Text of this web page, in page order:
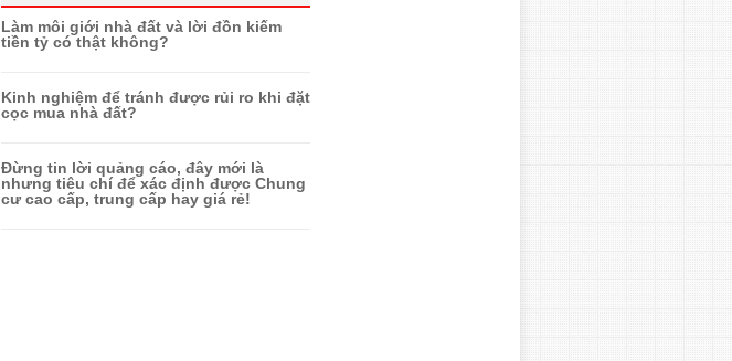
Làm môi giới nhà đất và lời đồn kiếm
tiền tỷ có thật không?
Kinh nghiệm để tránh được rủi ro khi đặt
cọc mua nhà đất?
Đừng tin lời quảng cáo, đây mới là
nhưng tiêu chí để xác định được Chung
cư cao cấp, trung cấp hay giá rẻ!